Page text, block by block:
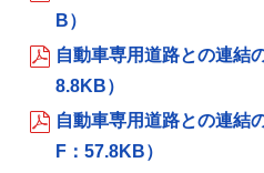
B）
自動車専用道路との連結
8.8KB）
自動車専用道路との連結
F：57.8KB）